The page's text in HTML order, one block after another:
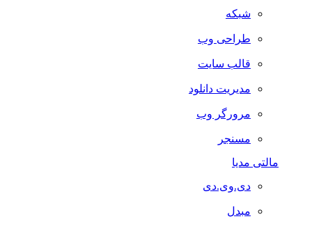
شبکه
طراحی وب
قالب سایت
مدیریت دانلود
مرورگر وب
مسنجر
مالتی مدیا
دی.وی.دی
مبدل